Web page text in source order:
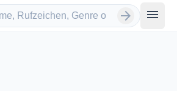
arrow_forward menu